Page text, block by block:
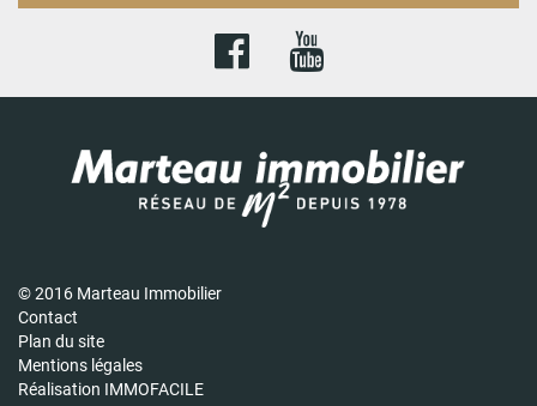
© 2016 Marteau Immobilier
Contact
Plan du site
Mentions légales
Réalisation IMMOFACILE